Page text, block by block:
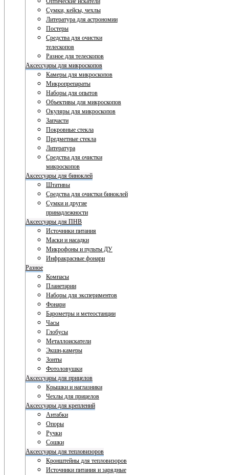
Сумки, кейсы, чехлы
Литература для астрономии
Постеры
Средства для очистки
телескопов
Разное для телескопов
Аксессуары для микроскопов
Камеры для микроскопов
Микропрепараты
Наборы для опытов
Объективы для микроскопов
Окуляры для микроскопов
Запчасти
Покровные стекла
Предметные стекла
Литература
Средства для очистки
микроскопов
Аксессуары для биноклей
Штативы
Средства для очистки биноклей
Сумки и другие
принадлежности
Аксессуары для ПНВ
Источники питания
Маски и насадки
Микрофоны и пульты ДУ
Инфракрасные фонари
Разное
Компасы
Планетарии
Наборы для экспериментов
Фонари
Барометры и метеостанции
Часы
Глобусы
Металлоискатели
Экшн-камеры
Зонты
Фотоловушки
Аксессуары для прицелов
Крышки и наглазники
Чехлы для прицелов
Аксессуары для креплений
Антабки
Опоры
Ручки
Сошки
Аксессуары для тепловизоров
Кронштейны для тепловизоров
Источники питания и зарядные